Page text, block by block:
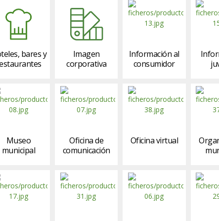
bares y
Imagen
corporativa
Información al
consumidor
Museo
municipal
Oficina de
comunicación
Oficina virtual